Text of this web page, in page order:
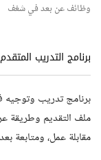
وظائف عن بعد في شغف
برنامج التدريب
برنامج تدريب وتوجيه
ملف التقديم وطريقة
مقابلة عمل، ومتابعة